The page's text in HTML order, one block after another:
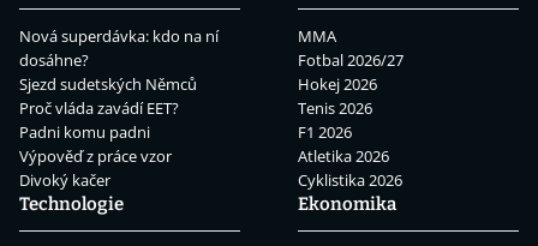
Nová superdávka: kdo na ní
dosáhne?
Sjezd sudetských Němců
Proč vláda zavádí EET?
Padni komu padni
Výpověď z práce vzor
Divoký kačer
MMA
Fotbal 2026/27
Hokej 2026
Tenis 2026
F1 2026
Atletika 2026
Cyklistika 2026
Technologie
Ekonomika